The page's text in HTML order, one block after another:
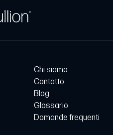
Chi siamo
Contatto
Blog
Glossario
Domande frequenti